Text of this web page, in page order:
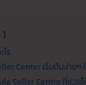
ร
Center เริ่มต้นง่ายๆ
Seller Centre ที่ช่ว